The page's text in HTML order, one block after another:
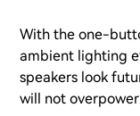
With the one-
ambient lighting
speakers look
will not